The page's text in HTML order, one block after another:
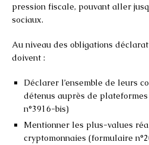
pression fiscale, pouvant aller
sociaux.
Au niveau des obligations
doivent :
Déclarer l’ensemble de leurs
détenus auprès de
n°3916-bis)
Mentionner les plus-values
cryptomonnaies (formulaire